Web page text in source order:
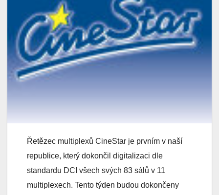
Řetězec multiplexů CineStar je prvním v naší
republice, který dokončil digitalizaci dle
standardu DCI všech svých 83 sálů v 11
multiplexech. Tento týden budou dokončeny